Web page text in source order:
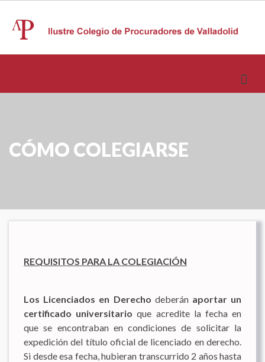
CÓMO COLEGIARSE
REQUISITOS PARA LA COLEGIACIÓN
Los Licenciados en Derecho deberán aportar un
certificado universitario que acredite la fecha en
que se encontraban en condiciones de solicitar la
expedición del título oficial de licenciado en derecho.
Si desde esa fecha, hubieran transcurrido 2 años hasta